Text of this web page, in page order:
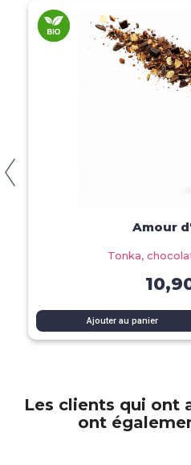
Aperçu
Amour
Tonka,
Ajouter au panier
Les clients qui ont
ont